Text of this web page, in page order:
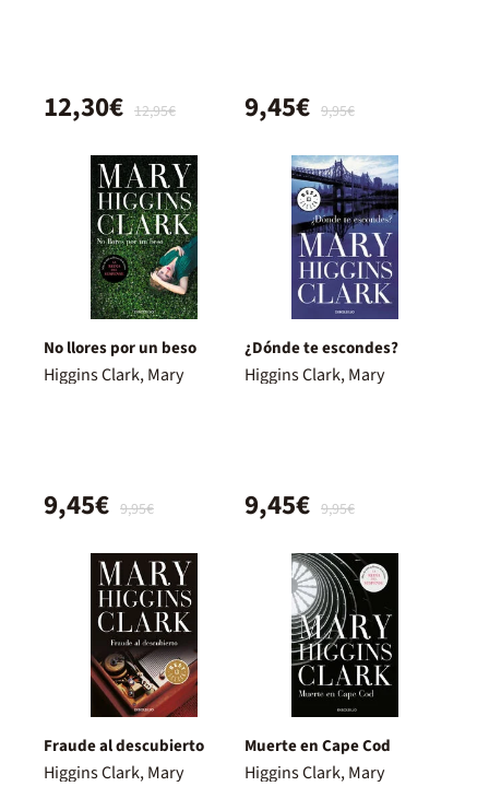
12,95€
12,30€ 9,95€
9,45€
No llores por un beso
Higgins Clark, Mary
9,95€
9,45€
¿Dónde te escondes?
Higgins Clark, Mary
9,95€
9,45€
Fraude al descubierto
Higgins Clark, Mary
Muerte en Cape Cod
Higgins Clark, Mary